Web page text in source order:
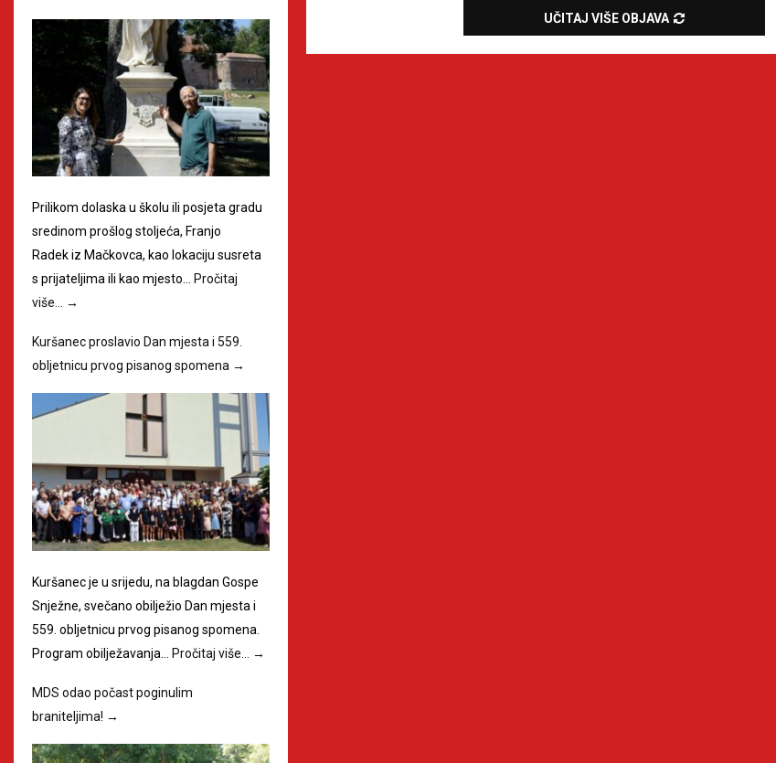
UČITAJ VIŠE OBJAVA
Prilikom dolaska u školu ili posjeta gradu
sredinom prošlog stoljeća, Franjo
Radek iz Mačkovca, kao lokaciju susreta
s prijateljima ili kao mjesto… Pročitaj
više… →
Kuršanec proslavio Dan mjesta i 559.
obljetnicu prvog pisanog spomena →
Kuršanec je u srijedu, na blagdan Gospe
Snježne, svečano obilježio Dan mjesta i
559. obljetnicu prvog pisanog spomena.
Program obilježavanja…
Pročitaj više… →
MDS odao počast poginulim
braniteljima! →